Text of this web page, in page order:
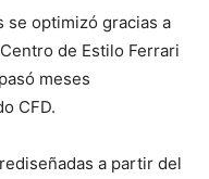
se optimizó gracias a
de Estilo Ferrari
meses
CFD.
a partir del